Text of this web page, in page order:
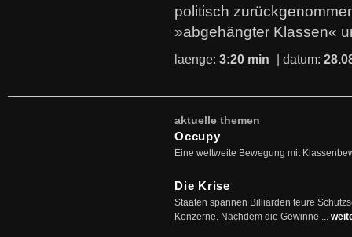
politisch
»abgehängter Klassen«
laenge: 3:20 min | datum:
aktuelle themen
Occupy
Eine weltweite Bewegung mit
Die Krise
Staaten spannen Billiarden teure
Konzerne. Nachdem die Gewinne ...